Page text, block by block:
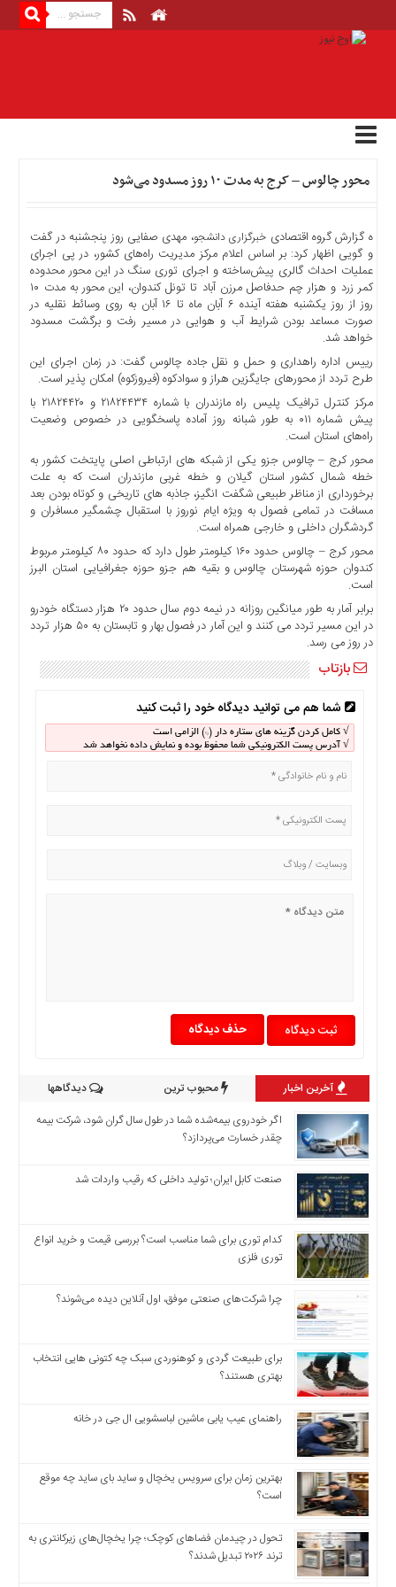
صفحه
اصلی
اقتصادی
اخبار
بین
المللی
اخبار
اقتصادی
اخبار
جدید
اخبار
حوادث
سیاسی
اخبار
فرهنگی
منوی
اصلی
صفحه
اصلی
اخبار
اقتصادی
دسترسی
سریع
صفحه
اخبار
اقتصادی
اخبار
ایران
اخبار
المللی
اخبار
اخبار
جدید
اخبار
حوادث
سیاسی
اخبار
فرهنگی
اخبار
سایت
برگه
نمونه
محور چالوس – کرج به مدت ۱۰ روز مسدود می‌شود
ه گزارش گروه اقتصادی خبرگزاری دانشجو، مهدی صفایی روز پنجشنبه در گفت
و گویی اظهار کرد: بر اساس اعلام مرکز مدیریت راه‌های کشور، در پی اجرای
عملیات احداث گالری پیش‌ساخته و اجرای توری سنگ در این محور محدوده
کمر زرد و هزار چم حدفاصل مرزن‌ آباد تا تونل کندوان، این محور به مدت ۱۰
روز از روز یکشنبه هفته آینده ۶ آبان ماه تا ۱۶ آبان به روی وسائط نقلیه در
صورت مساعد بودن شرایط آب و هوایی در مسیر رفت و برگشت مسدود
خواهد شد.
رییس اداره راهداری و حمل و نقل جاده چالوس گفت: در زمان اجرای این
طرح تردد از محورهای جایگزین هراز و سوادکوه (فیروزکوه) امکان پذیر است.
مرکز کنترل ترافیک پلیس راه مازندران با شماره ۲۱۸۲۴۴۳۴ و ۲۱۸۲۴۴۲۰ با
پیش شماره ۰۱۱ به طور شبانه روز آماده پاسخگویی در خصوص وضعیت
راه‌های استان است.
محور کرج – چالوس جزو یکی از شبکه های ارتباطی اصلی پایتخت کشور به
خطه شمال کشور استان گیلان و خطه غربی مازندران است که به علت
برخورداری از مناظر طبیعی شگفت انگیز، جاذبه های تاریخی و کوتاه بودن بعد
مسافت در تمامی فصول به ویژه ایام نوروز با استقبال چشمگیر مسافران و
گردشگران داخلی و خارجی همراه است.
محور کرج – چالوس حدود ۱۶۰ کیلومتر طول دارد که حدود ۸۰ کیلومتر مربوط
کندوان حوزه شهرستان چالوس و بقیه هم جزو حوزه جغرافیایی استان البرز
است.
برابر آمار به طور میانگین روزانه در نیمه دوم سال حدود ۲۰ هزار دستگاه خودرو
در این مسیر تردد می کنند و این آمار در فصول بهار و تابستان به ۵۰ هزار تردد
در روز می رسد.
بازتاب
شما هم می توانید دیدگاه خود را ثبت کنید
√ کامل کردن گزینه های ستاره دار (*) الزامی است
√ آدرس پست الکترونیکی شما محفوظ بوده و نمایش داده نخواهد شد
حذف دیدگاه
آخرین اخبار محبوب ترین
دیدگاهها
اگر خودروی بیمه‌شده شما در طول سال گران شود، شرکت بیمه
چقدر خسارت می‌پردازد؟
صنعت کابل ایران؛ تولید داخلی که رقیب واردات شد
کدام توری برای شما مناسب است؟ بررسی قیمت و خرید انواع
توری فلزی
چرا شرکت‌های صنعتی موفق، اول آنلاین دیده می‌شوند؟
برای طبیعت گردی و کوهنوردی سبک چه کتونی هایی انتخاب
بهتری هستند؟
راهنمای عیب یابی ماشین لباسشویی ال جی در خانه
بهترین زمان برای سرویس یخچال و ساید بای ساید چه موقع
است؟
تحول در چیدمان فضاهای کوچک؛ چرا یخچال‌های زیرکانتری به
ترند ۲۰۲۶ تبدیل شدند؟